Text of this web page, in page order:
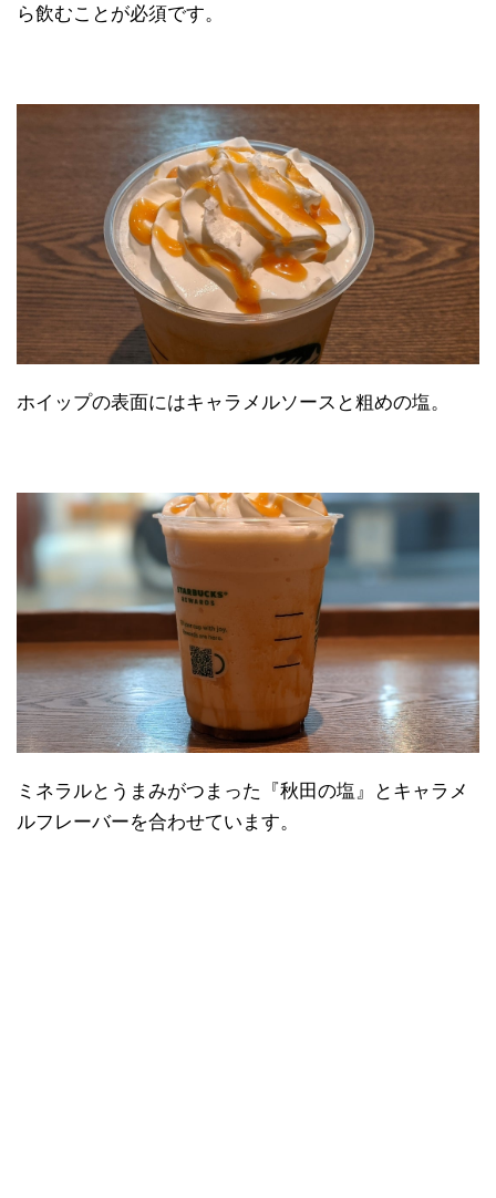
ら飲むことが必須です。
ホイップの表面にはキャラメルソースと粗めの塩。
ミネラルとうまみがつまった『秋田の塩』とキャラメ
ルフレーバーを合わせています。